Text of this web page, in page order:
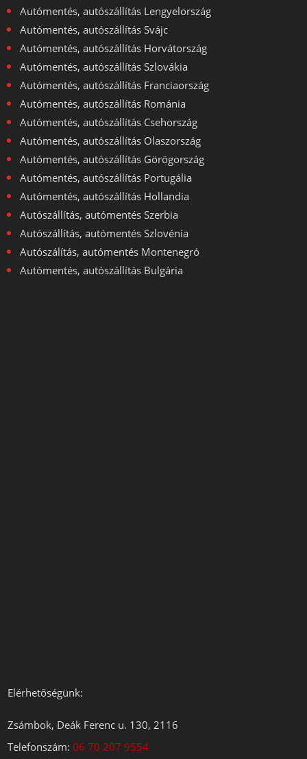
Autómentés, autószállítás Lengyelország
Autómentés, autószállítás Svájc
Autómentés, autószállítás Horvátország
Autómentés, autószállítás Szlovákia
Autómentés, autószállítás Franciaország
Autómentés, autószállítás Románia
Autómentés, autószállítás Csehország
Autómentés, autószállítás Olaszország
Autómentés, autószállítás Görögország
Autómentés, autószállítás Portugália
Autómentés, autószállítás Hollandia
Autószállítás, autómentés Szerbia
Autószállítás, autómentés Szlovénia
Autószálítás, autómentés Montenegró
Autómentés, autószállítás Bulgária
Elérhetőségünk:
Zsámbok, Deák Ferenc u. 130, 2116
Telefonszám:06 70 207 9554